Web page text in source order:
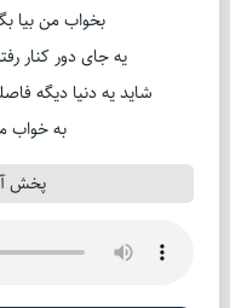
بخواب من بیا
یه جای دور کنار
شاید یه دنیا دیگه
به خواب
پخش